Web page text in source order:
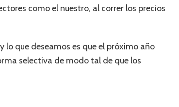
como el nuestro, al correr los precios
lo que deseamos es que el próximo año
selectiva de modo tal de que los